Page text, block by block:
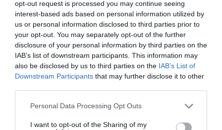
opt-out request is processed you may continue seeing
interest-based ads based on personal information utilized by
us or personal information disclosed to third parties prior to
your opt-out. You may separately opt-out of the further
disclosure of your personal information by third parties on the
IAB’s list of downstream participants. This information may
also be disclosed by us to third parties on the IAB’s List of
Downstream Participants that may further disclose it to other
Please note that this website/app uses one or more Google
not limited to your visit or usage behaviour. You may click to
Personal Data Processing Opt Outs
I want to opt-out of the Sharing of my
A GEELY A LEVEGŐBEN ÉS AZ
UTAKON IS ÉLMÉNYT KÍNÁL
A Budaörsi Airshow egyik aranyfokozatú
támogatójaként a
Geely Magyarország
egy
Dunakanyar felett egyRobinson R44
helikopterrel
– akár három fő részére –, amelyhez